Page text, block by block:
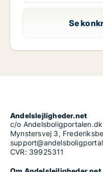
Se
Andelslejligheder.net
c/o Andelsboligportalen.dk
Mynstersvej 3,
CVR: 39925311